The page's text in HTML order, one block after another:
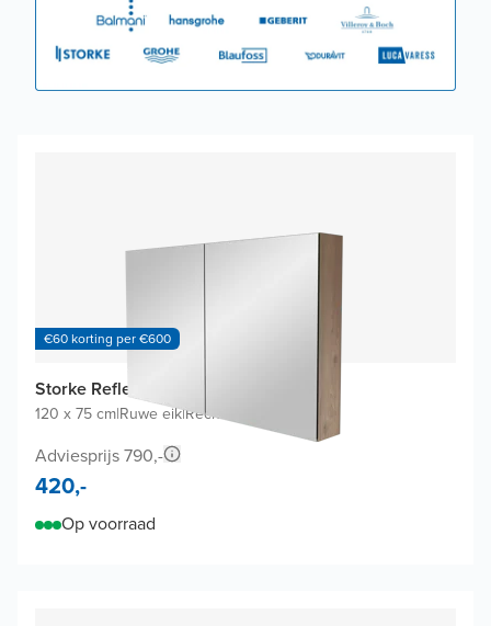
€60 korting per €600
Storke Reflecta spiegelkast
120 x 75 cm|Ruwe eik|Rechthoekig
Adviesprijs 790,-
420,-
Op voorraad